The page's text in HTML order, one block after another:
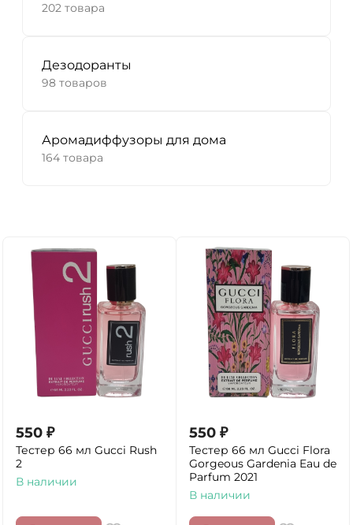
202 товара
Дезодоранты
98 товаров
Аромадиффузоры для дома
164 товара
550 ₽
Тестер 66 мл Gucci Rush
2
В наличии
550 ₽
Тестер 66 мл Gucci Flora
Gorgeous Gardenia Eau de
Parfum 2021
В наличии